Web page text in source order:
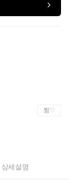
찜
상세설명